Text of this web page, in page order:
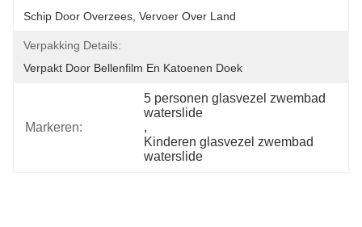
Schip Door Overzees, Vervoer Over Land
Verpakking Details:
Verpakt Door Bellenfilm En Katoenen Doek
Markeren:
5 personen glasvezel zwembad
waterslide
,
Kinderen glasvezel zwembad
waterslide